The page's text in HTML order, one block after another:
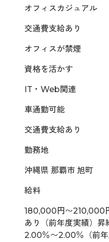
オフィスカジュアル
交通費支給あり
オフィスが禁煙
資格を活かす
IT・Web関連
車通勤可能
交通費支給あり
勤務地
沖縄県 那覇市 旭町
給料
180,000円〜210,000
あり（前年度実績）
2.00％〜2.00％（前